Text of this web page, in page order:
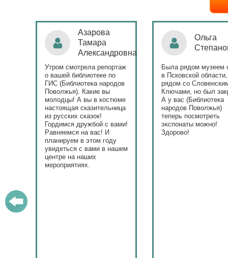
Ольга
Степанова
Была рядом музеем сето
в Псковской области,
рядом со Словенскими
Ключами, но был закрыт.
А у вас (Библиотека
народов Поволжья)
теперь посмотреть
экспонаты можно!
Здорово!
Наталья
Поздравляю
народов Поволжья с
уникальным стартом
тематического года!
и остальные
приносят людям